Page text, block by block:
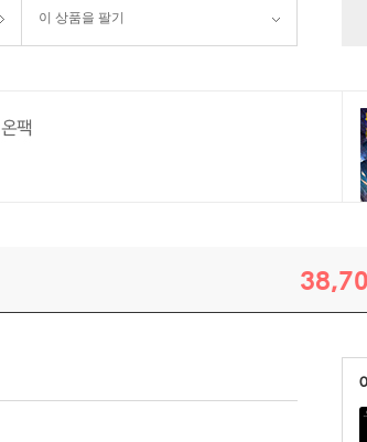
이 상품을 팔기
Piano & Clarinet Quintet)(CD) - Mikhail